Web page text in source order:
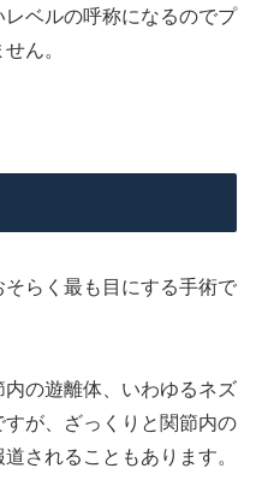
ベルの呼称になるのでプ
ん。
らく最も目にする手術で
の遊離体、いわゆるネズ
が、ざっくりと関節内の
されることもあります。